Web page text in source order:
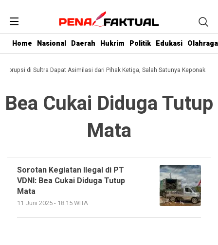
Home Nasional Daerah Hukrim Politik Edukasi Olahraga
Korupsi di Sultra Dapat Asimilasi dari Pihak Ketiga, Salah Satunya Keponakan
Bea Cukai Diduga Tutup
Mata
Sorotan Kegiatan Ilegal di PT
VDNI: Bea Cukai Diduga Tutup
Mata
11 Juni 2025 - 18:15 WITA